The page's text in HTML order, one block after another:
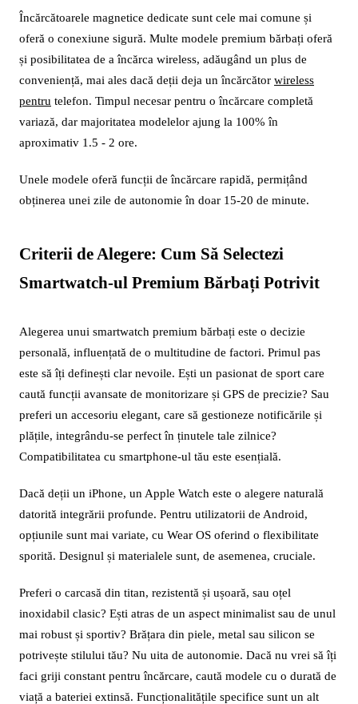
Încărcătoarele magnetice dedicate sunt cele mai comune și
oferă o conexiune sigură. Multe modele premium bărbați oferă
și posibilitatea de a încărca wireless, adăugând un plus de
conveniență, mai ales dacă deții deja un încărcător wireless
pentru telefon. Timpul necesar pentru o încărcare completă
variază, dar majoritatea modelelor ajung la 100% în
aproximativ 1.5 - 2 ore.
Unele modele oferă funcții de încărcare rapidă, permițând
obținerea unei zile de autonomie în doar 15-20 de minute.
Criterii de Alegere: Cum Să Selectezi
Smartwatch-ul Premium Bărbați Potrivit
Alegerea unui smartwatch premium bărbați este o decizie
personală, influențată de o multitudine de factori. Primul pas
este să îți definești clar nevoile. Ești un pasionat de sport care
caută funcții avansate de monitorizare și GPS de precizie? Sau
preferi un accesoriu elegant, care să gestioneze notificările și
plățile, integrându-se perfect în ținutele tale zilnice?
Compatibilitatea cu smartphone-ul tău este esențială.
Dacă deții un iPhone, un Apple Watch este o alegere naturală
datorită integrării profunde. Pentru utilizatorii de Android,
opțiunile sunt mai variate, cu Wear OS oferind o flexibilitate
sporită. Designul și materialele sunt, de asemenea, cruciale.
Preferi o carcasă din titan, rezistentă și ușoară, sau oțel
inoxidabil clasic? Ești atras de un aspect minimalist sau de unul
mai robust și sportiv? Brățara din piele, metal sau silicon se
potrivește stilului tău? Nu uita de autonomie. Dacă nu vrei să îți
faci griji constant pentru încărcare, caută modele cu o durată de
viață a bateriei extinsă. Funcționalitățile specifice sunt un alt